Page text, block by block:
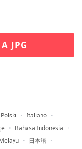
JPG
Polski
Italiano
Bahasa Indonesia
日本語